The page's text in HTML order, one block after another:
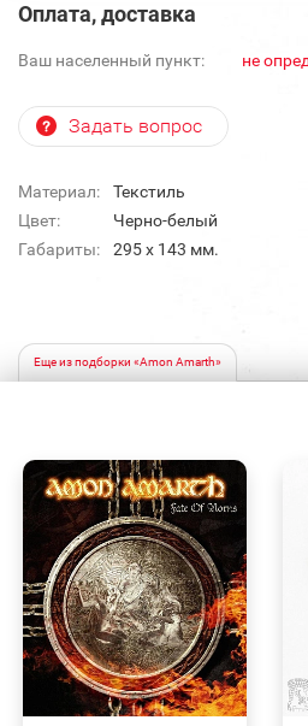
Оплата, доставка
Ваш населенный пункт: не
Задать вопрос
Материал:
Текстиль
Цвет:
Черно-белый
Габариты:
295 х 143 мм.
Еще из подборки «Amon Amarth»